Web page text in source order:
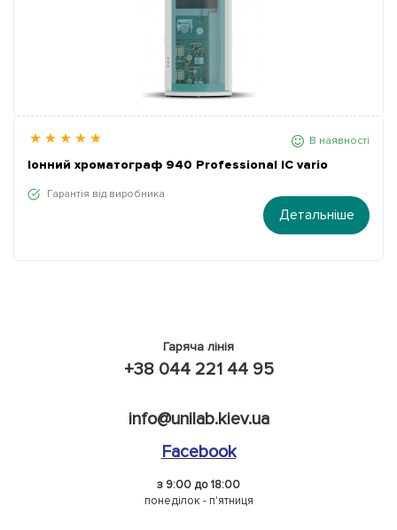
В наявності
Іонний хроматограф 940 Professional IC vario
Гарантія від виробника
Детальніше
Гаряча лінія
+38 044 221 44 95
info@unilab.kiev.ua
Facebook
з 9:00 до 18:00
понеділок - п'ятниця